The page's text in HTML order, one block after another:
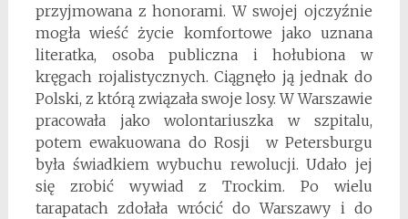
przyjmowana z honorami. W swojej ojczyźnie
mogła wieść życie komfortowe jako uznana
literatka, osoba publiczna i hołubiona w
kręgach rojalistycznych. Ciągnęło ją jednak do
Polski, z którą związała swoje losy. W Warszawie
pracowała jako wolontariuszka w szpitalu,
potem ewakuowana do Rosji w Petersburgu
była świadkiem wybuchu rewolucji. Udało jej
się zrobić wywiad z Trockim. Po wielu
tarapatach zdołała wrócić do Warszawy i do